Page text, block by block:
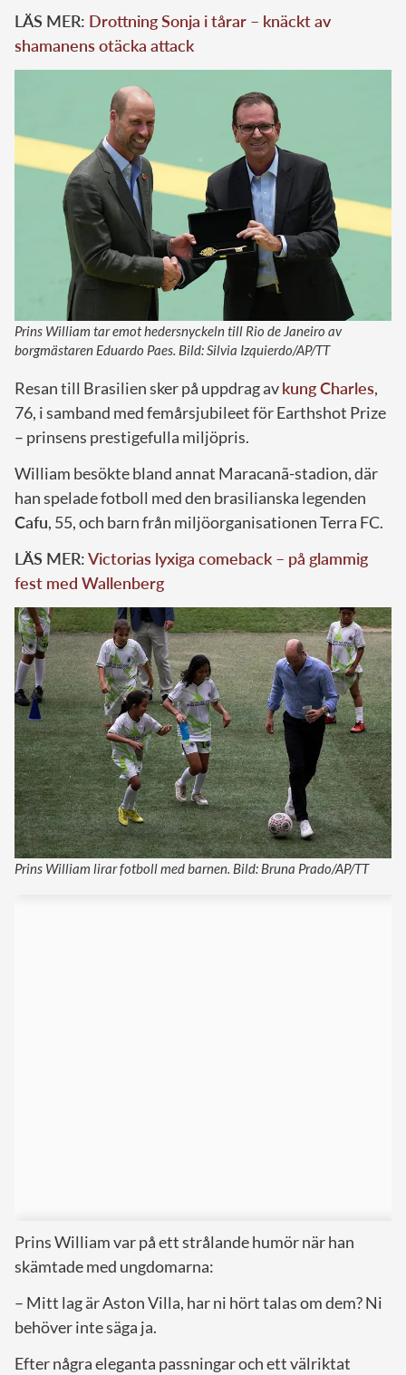
LÄS MER: Drottning Sonja i tårar – knäckt av
shamanens otäcka attack
Prins William tar emot hedersnyckeln till Rio de Janeiro av
borgmästaren Eduardo Paes. Bild: Silvia Izquierdo/AP/TT
Resan till Brasilien sker på uppdrag avkung Charles,
76, i samband med femårsjubileet för Earthshot Prize
– prinsens prestigefulla miljöpris.
William besökte bland annat Maracanã-stadion, där
han spelade fotboll med den brasilianska legenden
Cafu, 55, och barn från miljöorganisationen Terra FC.
LÄS MER:Victorias lyxiga comeback – på glammig
fest med Wallenberg
Prins William lirar fotboll med barnen. Bild: Bruna Prado/AP/TT
Prins William var på ett strålande humör när han
skämtade med ungdomarna:
– Mitt lag är Aston Villa, har ni hört talas om dem? Ni
behöver inte säga ja.
Efter några eleganta passningar och ett välriktat